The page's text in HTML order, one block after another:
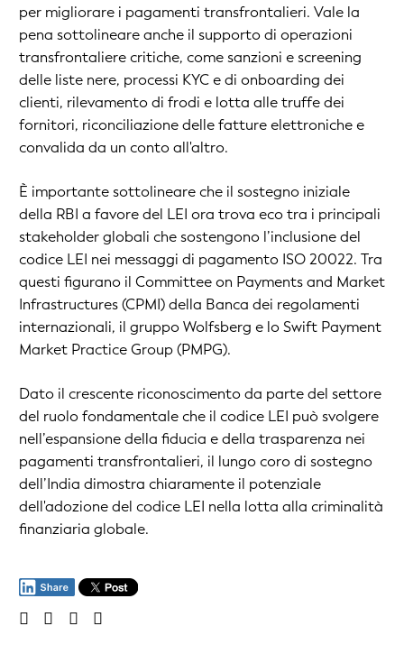
per migliorare i pagamenti transfrontalieri. Vale la
pena sottolineare anche il supporto di operazioni
transfrontaliere critiche, come sanzioni e screening
delle liste nere, processi KYC e di onboarding dei
clienti, rilevamento di frodi e lotta alle truffe dei
fornitori, riconciliazione delle fatture elettroniche e
convalida da un conto all'altro.
È importante sottolineare che il sostegno iniziale
della RBI a favore del LEI ora trova eco tra i principali
stakeholder globali che sostengono l’inclusione del
codice LEI nei messaggi di pagamento ISO 20022. Tra
questi figurano il Committee on Payments and Market
Infrastructures (CPMI) della Banca dei regolamenti
internazionali, il gruppo Wolfsberg e lo Swift Payment
Market Practice Group (PMPG).
Dato il crescente riconoscimento da parte del settore
del ruolo fondamentale che il codice LEI può svolgere
nell’espansione della fiducia e della trasparenza nei
pagamenti transfrontalieri, il lungo coro di sostegno
dell’India dimostra chiaramente il potenziale
dell'adozione del codice LEI nella lotta alla criminalità
finanziaria globale.